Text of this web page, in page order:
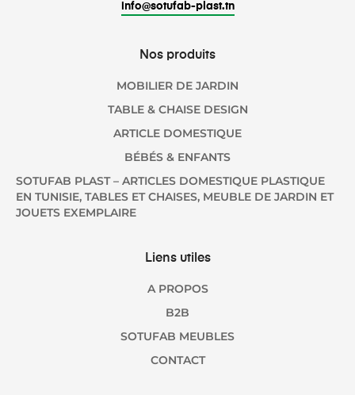
info@sotufab-plast.tn
Nos produits
MOBILIER DE JARDIN
TABLE & CHAISE DESIGN
ARTICLE DOMESTIQUE
BÉBÉS & ENFANTS
SOTUFAB PLAST – ARTICLES DOMESTIQUE PLASTIQUE
EN TUNISIE, TABLES ET CHAISES, MEUBLE DE JARDIN ET
JOUETS EXEMPLAIRE
Liens utiles
A PROPOS
B2B
SOTUFAB MEUBLES
CONTACT